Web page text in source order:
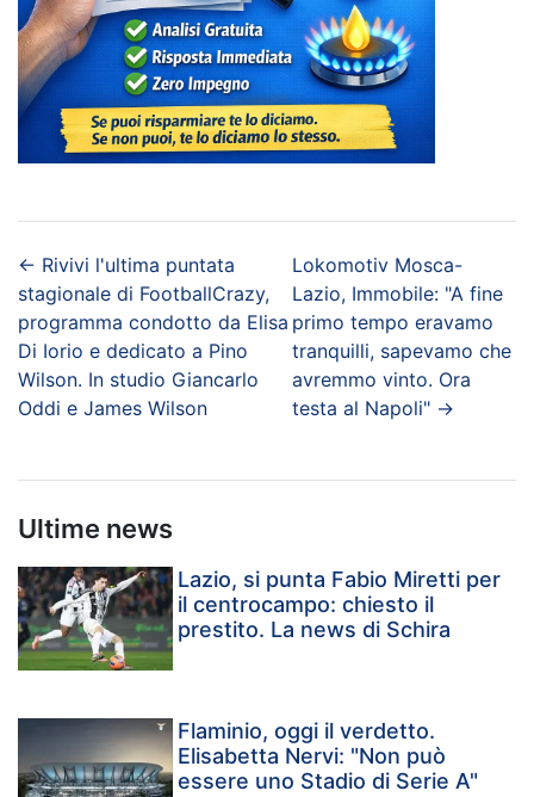
← Rivivi l'ultima puntata
stagionale di FootballCrazy,
programma condotto da Elisa
Di Iorio e dedicato a Pino
Wilson. In studio Giancarlo
Oddi e James Wilson
Lokomotiv Mosca-
Lazio, Immobile: "A fine
primo tempo eravamo
tranquilli, sapevamo che
avremmo vinto. Ora
testa al Napoli" →
Ultime news
Lazio, si punta Fabio Miretti per
il centrocampo: chiesto il
prestito. La news di Schira
Flaminio, oggi il verdetto.
Elisabetta Nervi: "Non può
essere uno Stadio di Serie A"